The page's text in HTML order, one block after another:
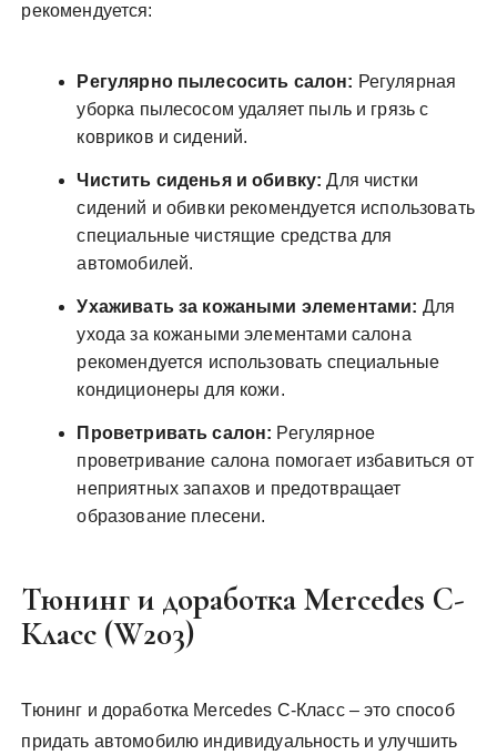
рекомендуется:
Регулярно пылесосить салон: Регулярная
уборка пылесосом удаляет пыль и грязь с
ковриков и сидений.
Чистить сиденья и обивку: Для чистки
сидений и обивки рекомендуется использовать
специальные чистящие средства для
автомобилей.
Ухаживать за кожаными элементами: Для
ухода за кожаными элементами салона
рекомендуется использовать специальные
кондиционеры для кожи.
Проветривать салон: Регулярное
проветривание салона помогает избавиться от
неприятных запахов и предотвращает
образование плесени.
Тюнинг и доработка Mercedes C-
Класс (W203)
Тюнинг и доработка Mercedes C-Класс – это способ
придать автомобилю индивидуальность и улучшить